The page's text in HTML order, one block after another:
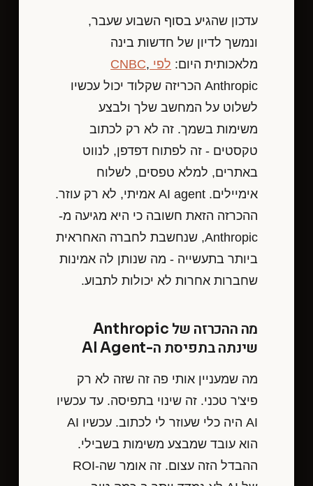
עדכון שהגיע בסוף השבוע שעבר,
ונמשך לדיון של חדשות בינה
מלאכותית היום: לפי CNBC ,
Anthropic הכריזה שקלוד יכול עכשיו
לשלוט על המחשב שלך ולבצע
משימות בשמך. זה לא רק לכתוב
טקסטים - זה לפתוח דפדפן, לנווט
באתרים, למלא טפסים, לשלוח
אימיילים. AI agent אמיתי, לא רק עוזר.
ההכרזה הזאת חשובה כי היא מגיעה מ-
Anthropic, שנחשבת לחברה האחראית
ביותר בתעשייה - מה שנותן לה אמינות
שחברות אחרות לא יכולות לתבוע.
מה ההכרזה של Anthropic
שינתה בתפיסת ה-AI Agent
מה שמעניין אותי פה זה שזה לא רק
פיצ'ר טכני. זה שינוי בתפיסה. עד עכשיו
AI היה כלי שעוזר לי לכתוב. עכשיו AI
הוא עובד שמבצע משימות בשבילי.
ההבדל הזה עצום. זה אומר שה-ROI